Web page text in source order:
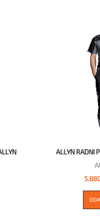
ALLYN RADNI